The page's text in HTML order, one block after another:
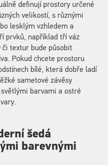
definují prostory určené
velikostí, s různými
lesklým vzhledem a
prvků, například tří váz
či textur bude působit
Pokud chcete prostoru
bílé, která dobře ladí
sametové závěsy
barvami a ostré
šedá
barevnými